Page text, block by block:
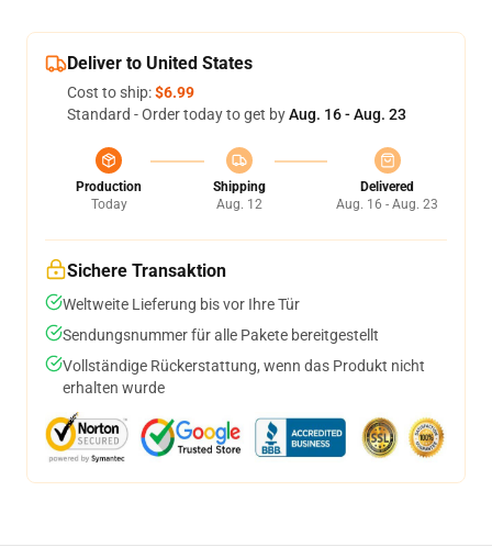
Deliver to United States
Cost to ship:$6.99
Standard - Order today to get byAug. 16 - Aug. 23
Production
Today
Shipping
Aug. 12
Delivered
Aug. 16 - Aug. 23
Sichere Transaktion
Weltweite Lieferung bis vor Ihre Tür
Sendungsnummer für alle Pakete bereitgestellt
Vollständige Rückerstattung, wenn das Produkt nicht
erhalten wurde